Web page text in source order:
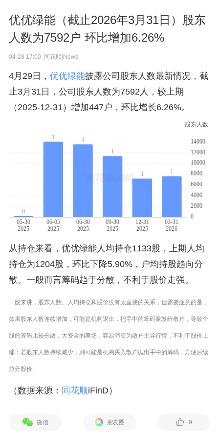
优优绿能（截止2026年3月31日）股东
人数为7592户 环比增加6.26%
04-28 17:00 同花顺iNews
4月29日， 优优绿能披露公司股东人数最新情况，截
止3月31日，公司股东人数为7592人，较上期
（2025-12-31）增加447户，环比增长6.26%。
从持仓来看，优优绿能人均持仓1133股，上期人均
持仓为1204股，环比下降5.90%，户均持股趋向分
散。一般而言筹码趋于分散，不利于股价走强。
一般来讲，股东人数、人均持仓和股价没有太直接的关系，但需要注意的是，
如果股东人数连续增加，可能是机构退出，把手中的筹码派发给散户，导致个
股的筹码比较分散，大资金的离场，容易演变为散户主导行情，不利于股价上
涨；若股东人数持续减少，则可能是机构买入散户抛出手中的筹码，方便后续
拉升股价。
（数据来源： 同花顺iFinD）
微信 朋友圈 9